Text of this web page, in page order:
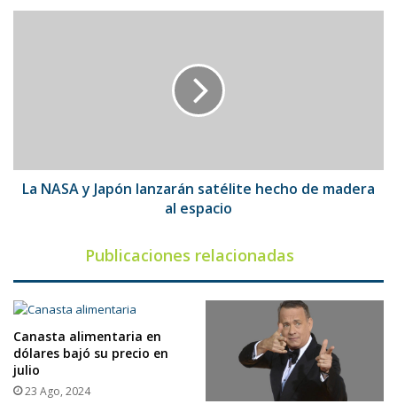
madera
La NASA y Japón lanzarán satélite hecho de madera
al espacio
Publicaciones relacionadas
Canasta alimentaria en
dólares bajó su precio en
julio
23 Ago, 2024